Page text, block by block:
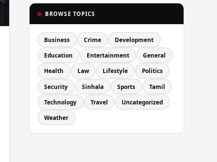
BROWSE TOPICS
Business Crime Development
Education Entertainment General
Health Law Lifestyle Politics
Security Sinhala Sports Tamil
Technology Travel Uncategorized
Weather